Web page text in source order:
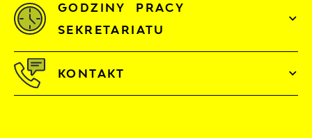
GODZINY PRACY
SEKRETARIATU
KONTAKT